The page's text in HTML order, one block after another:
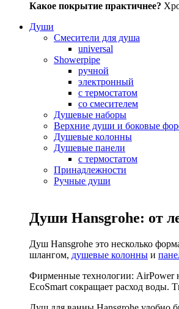
Какое покрытие практичнее?
Души
Смесители для душа
universal
Showerpipe
ручной
электронный
с термостатом
со смесителем
Душевые наборы
Верхние души и боковые
Душевые колонны
Душевые панели
с термостатом
Принадлежности
Ручные души
Души Hansgrohe: от
Душ Hansgrohe это несколько
шлангом, душевые колонны и
Фирменные технологии: AirPower
EcoSmart сокращает расход воды.